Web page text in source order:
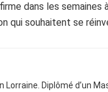
dans les semaines
qui souhaitent se
Lorraine. Diplômé d’un